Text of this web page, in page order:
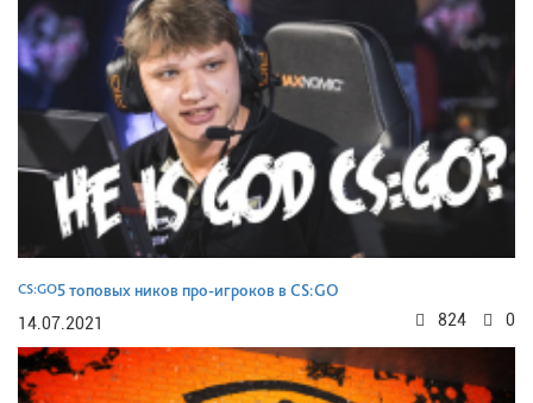
CS:GO5 топовых ников про-игроков в CS:GO
14.07.2021
0
824